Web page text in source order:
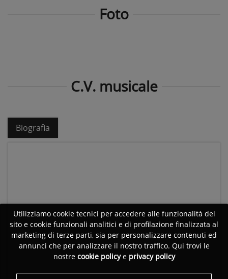
Foto
C.V. musicale
Biografia
Utilizziamo cookie tecnici per accedere alle funzionalità del
sito e cookie funzionali analitici e di profilazione finalizzata al
marketing di terze parti, sia per personalizzare contenuti ed
annunci che per analizzare il nostro traffico. Qui trovi le
nostre cookie policye privacy policy